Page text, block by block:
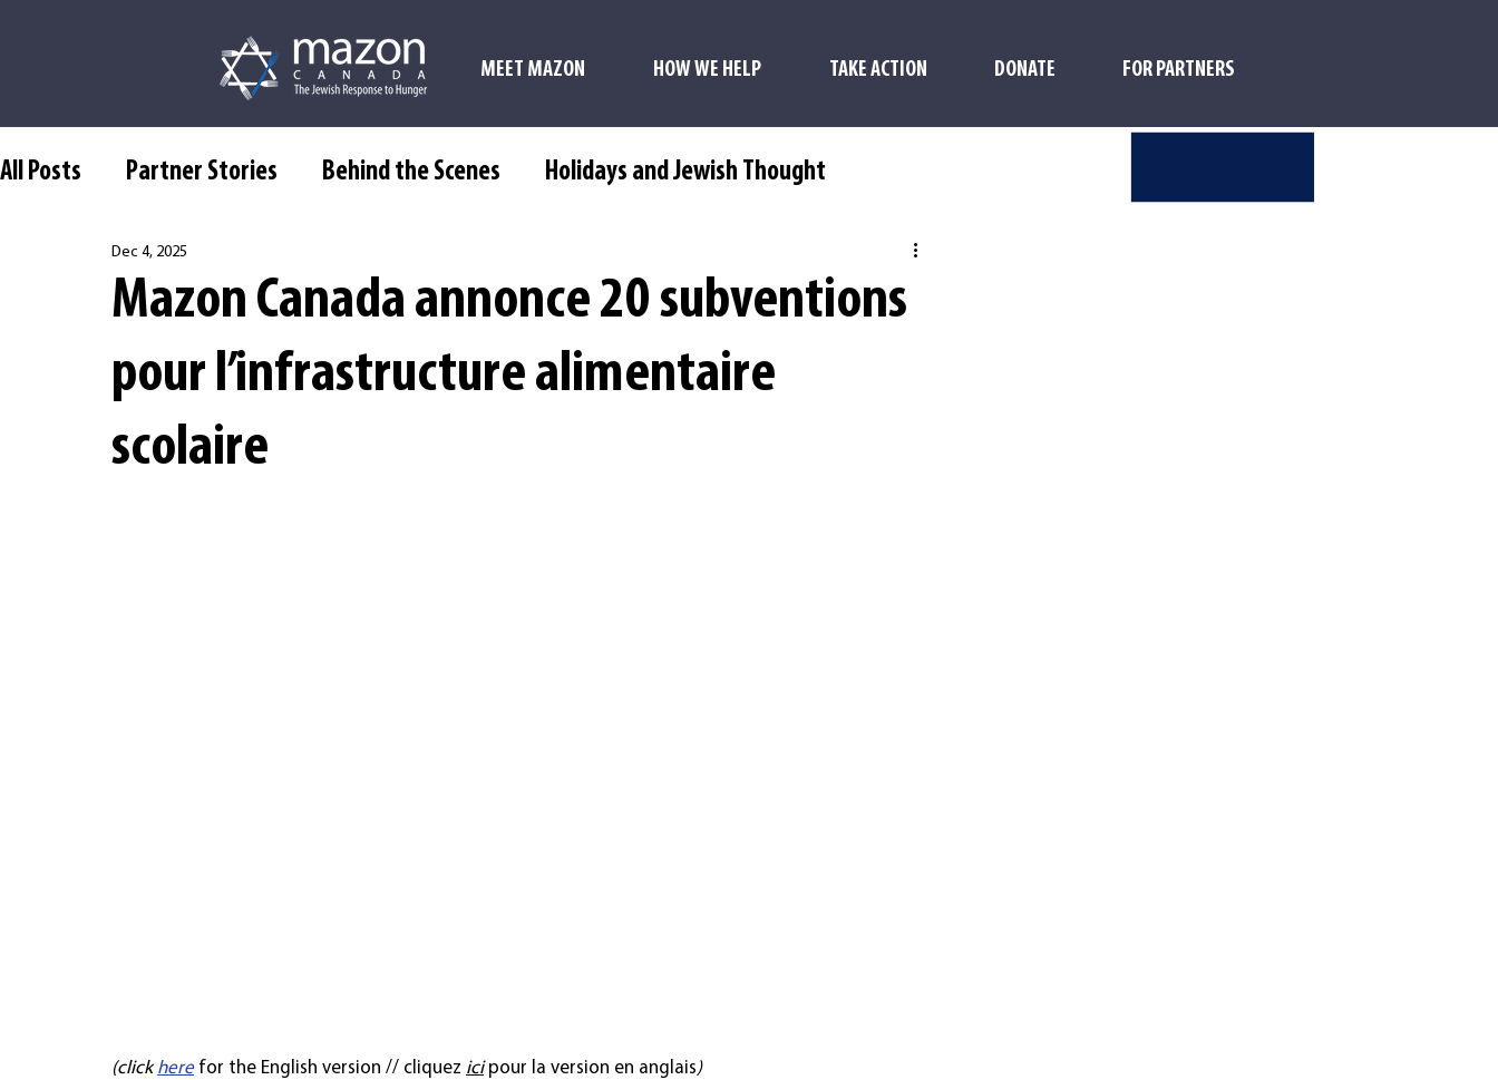
MEET MAZON HOW WE HELP TAKE ACTION DONATE FOR PARTNERS
All Posts Partner Stories Behind the Scenes Holidays and Jewish Thought
Mazon Canada annonce 20 subventions
pour l’infrastructure alimentaire
scolaire
Dec 4, 2025
(click here for the English version // cliquez ici pour la version en anglais)